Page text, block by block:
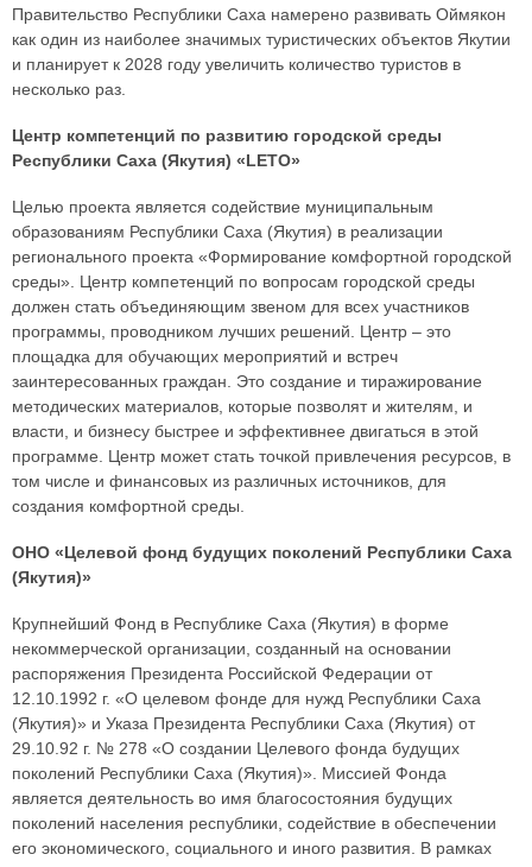
Правительство Республики Саха намерено развивать Оймякон
как один из наиболее значимых туристических объектов Якутии
и планирует к 2028 году увеличить количество туристов в
несколько раз.
Центр компетенций по развитию городской среды
Республики Саха (Якутия) «LETO»
Целью проекта является содействие муниципальным
образованиям Республики Саха (Якутия) в реализации
регионального проекта «Формирование комфортной городской
среды». Центр компетенций по вопросам городской среды
должен стать объединяющим звеном для всех участников
программы, проводником лучших решений. Центр – это
площадка для обучающих мероприятий и встреч
заинтересованных граждан. Это создание и тиражирование
методических материалов, которые позволят и жителям, и
власти, и бизнесу быстрее и эффективнее двигаться в этой
программе. Центр может стать точкой привлечения ресурсов, в
том числе и финансовых из различных источников, для
создания комфортной среды.
ОНО «Целевой фонд будущих поколений Республики Саха
(Якутия)»
Крупнейший Фонд в Республике Саха (Якутия) в форме
некоммерческой организации, созданный на основании
распоряжения Президента Российской Федерации от
12.10.1992 г. «О целевом фонде для нужд Республики Саха
(Якутия)» и Указа Президента Республики Саха (Якутия) от
29.10.92 г. № 278 «О создании Целевого фонда будущих
поколений Республики Саха (Якутия)». Миссией Фонда
является деятельность во имя благосостояния будущих
поколений населения республики, содействие в обеспечении
его экономического, социального и иного развития. В рамках